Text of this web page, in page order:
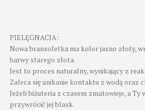
PIELĘGNACJA:
Nowa bransoletka ma kolor jasno złoty,
barwy starego złota.
Jest to proces naturalny, wynikający z
Zaleca się unikanie kontaktu z wodą oraz
Jeżeli biżuteria z czasem zmatowieje, a Ty
przywrócić jej blask.